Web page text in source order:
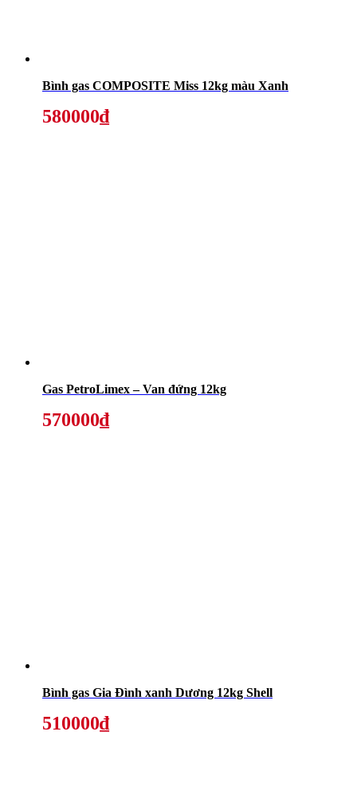
Bình gas COMPOSITE Miss 12kg màu Xanh
580000₫
Gas PetroLimex – Van đứng 12kg
570000₫
Bình gas Gia Đình xanh Dương 12kg Shell
510000₫